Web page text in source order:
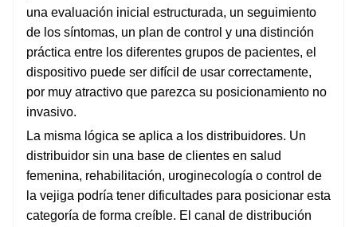
una evaluación inicial estructurada, un seguimiento
de los síntomas, un plan de control y una distinción
práctica entre los diferentes grupos de pacientes, el
dispositivo puede ser difícil de usar correctamente,
por muy atractivo que parezca su posicionamiento no
invasivo.
La misma lógica se aplica a los distribuidores. Un
distribuidor sin una base de clientes en salud
femenina, rehabilitación, uroginecología o control de
la vejiga podría tener dificultades para posicionar esta
categoría de forma creíble. El canal de distribución